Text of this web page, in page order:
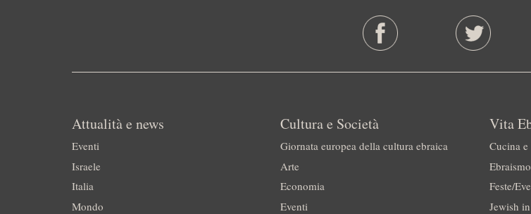
Attualità e news
Eventi
Israele
Italia
Mondo
Cultura e Società
Giornata europea della cultura ebraica
Arte
Economia
Eventi
Vita
Cucina
Ebraismo
Feste/
Jewish